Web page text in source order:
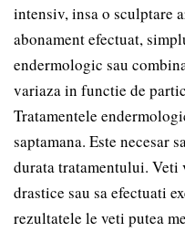
intensiv, insa o sculptare
abonament efectuat,
endermologic sau
variaza in functie de
Tratamentele
saptamana. Este necesar
durata tratamentului. Veti
drastice sau sa efectuati
rezultatele le veti putea